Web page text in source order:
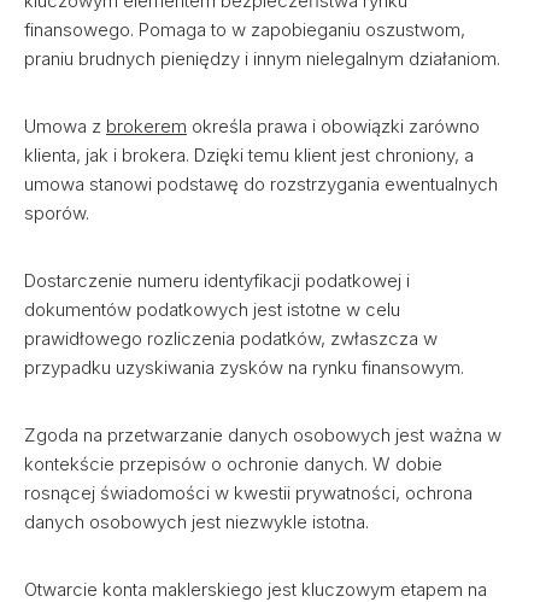
finansowego. Pomaga to w zapobieganiu oszustwom,
praniu brudnych pieniędzy i innym nielegalnym działaniom.
Umowa z brokerem określa prawa i obowiązki zarówno
klienta, jak i brokera. Dzięki temu klient jest chroniony, a
umowa stanowi podstawę do rozstrzygania ewentualnych
sporów.
Dostarczenie numeru identyfikacji podatkowej i
dokumentów podatkowych jest istotne w celu
prawidłowego rozliczenia podatków, zwłaszcza w
przypadku uzyskiwania zysków na rynku finansowym.
Zgoda na przetwarzanie danych osobowych jest ważna w
kontekście przepisów o ochronie danych. W dobie
rosnącej świadomości w kwestii prywatności, ochrona
danych osobowych jest niezwykle istotna.
Otwarcie konta maklerskiego jest kluczowym etapem na